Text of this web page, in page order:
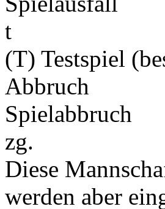
t
(T) Testspiel
Abbruch
Spielabbruch
zg.
Diese
werden aber